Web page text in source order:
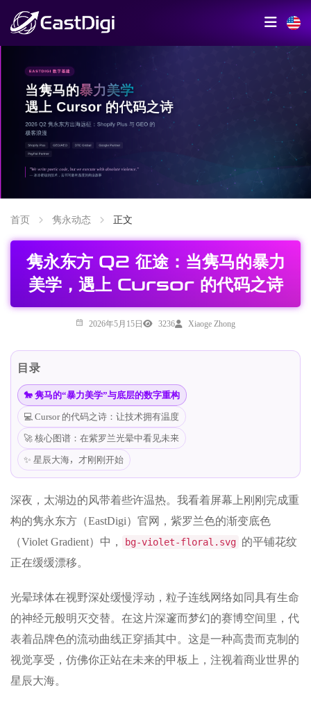
首页 隽永动态 正文
隽永东方 Q2 征途：当隽马的暴力
美学，遇上 Cursor 的代码之诗
2026年5月15日 3236 Xiaoge Zhong
目录
🐎 隽马的“暴力美学”与底层的数字重构
💻 Cursor 的代码之诗：让技术拥有温度
🚀 核心图谱：在紫罗兰光晕中看见未来
✨ 星辰大海，才刚刚开始
深夜，太湖边的风带着些许温热。我看着屏幕上刚刚完成重
构的隽永东方（EastDigi）官网，紫罗兰色的渐变底色
（Violet Gradient）中，
bg-violet-floral.svg 的平铺花纹
正在缓缓漂移。
光晕球体在视野深处缓慢浮动，粒子连线网络如同具有生命
的神经元般明灭交替。在这片深邃而梦幻的赛博空间里，代
表着品牌色的流动曲线正穿插其中。这是一种高贵而克制的
视觉享受，仿佛你正站在未来的甲板上，注视着商业世界的
星辰大海。